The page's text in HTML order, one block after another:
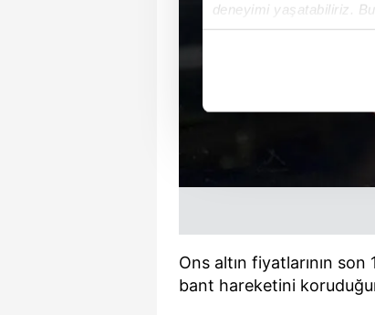
deneyimi yaşatabiliriz.
içerikleri sunabilmek
Sizlere daha iyi bir
çerezler vasıtasıyla
amacıyla
butonuna tıklayabilir,
Ons altın fiyatlarının
bant hareketini